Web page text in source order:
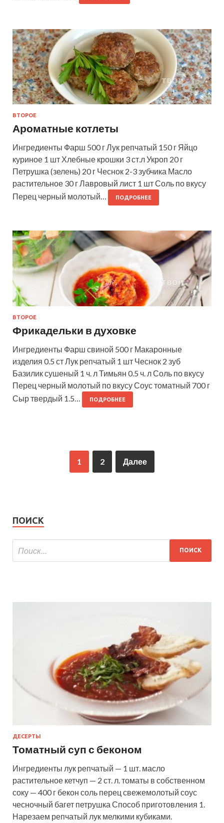
ВТОРОЕ
Ароматные котлеты
Ингредиенты Фарш 500 г Лук репчатый 150 г Яйцо
куриное 1 шт Хлебные крошки 3 ст.л Укроп 20 г
Петрушка (зелень) 20 г Чеснок 2-3 зубчика Масло
растительное 30 г Лавровый лист 1 шт Соль по вкусу
Перец черный молотый…
ПОДРОБНЕЕ
ВТОРОЕ
Фрикадельки в духовке
Ингредиенты Фарш свиной 500 г Макаронные
изделия 0.5 ст Лук репчатый 1 шт Чеснок 2 зуб
Базилик сушеный 1 ч. л Тимьян 0.5 ч. л Соль по вкусу
Перец черный молотый по вкусу Соус томатный 700 г
Сыр твердый 1.5…
ПОДРОБНЕЕ
1 2 Далее
ПОИСК
ДЕСЕРТЫ
Томатный суп с беконом
Ингредиенты лук репчатый — 1 шт. масло
растительное кетчуп — 2 ст. л. томаты в собственном
соку — 400 г бекон соль перец свежемолотый соус
чесночный багет петрушка Способ приготовления 1.
Нарезаем репчатый лук мелкими кубиками.